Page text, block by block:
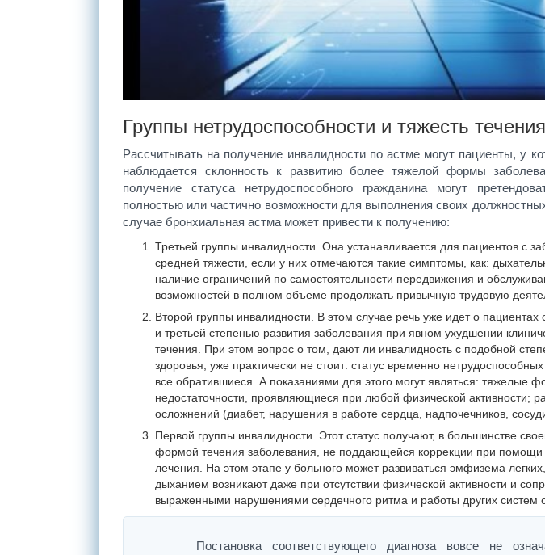
Группы нетрудоспособности и тяжесть
Рассчитывать на получение инвалидности по астме могут пациенты, у
наблюдается склонность к развитию более тяжелой формы
получение статуса нетрудоспособного гражданина могут
полностью или частично возможности для выполнения своих
случае бронхиальная астма может привести к получению:
Третьей группы инвалидности. Она устанавливается для пациентов с
средней тяжести, если у них отмечаются такие симптомы, как:
наличие ограничений по самостоятельности передвижения и
возможностей в полном объеме продолжать привычную трудовую
Второй группы инвалидности. В этом случае речь уже идет о пациентах
и третьей степенью развития заболевания при явном ухудшении
течения. При этом вопрос о том, дают ли инвалидность с подобной
здоровья, уже практически не стоит: статус временно
все обратившиеся. А показаниями для этого могут являться: тяжелые
недостаточности, проявляющиеся при любой физической активности;
осложнений (диабет, нарушения в работе сердца, надпочечников,
Первой группы инвалидности. Этот статус получают, в большинстве
формой течения заболевания, не поддающейся коррекции при
лечения. На этом этапе у больного может развиваться эмфизема
дыханием возникают даже при отсутствии физической активности и
выраженными нарушениями сердечного ритма и работы других систем
Постановка соответствующего диагноза вовсе не